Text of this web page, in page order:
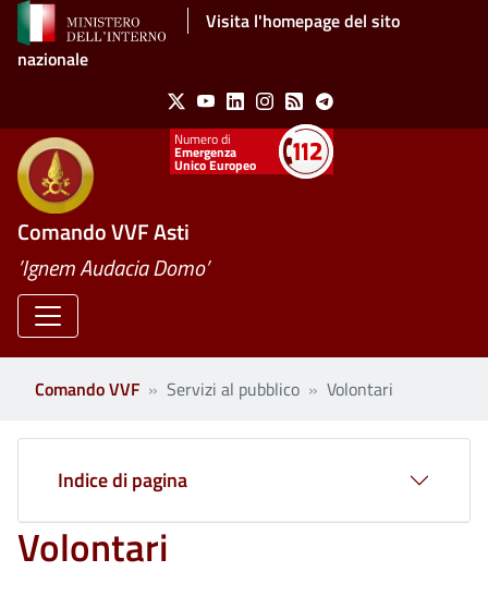
Salta al contenuto principaleVisita l'homepage del sito
nazionale
Social Menu
X YoutubeLinkedinInstagram
Feed Telegram
Emergenza
Unico Europeo
Comando VVF Asti
’Ignem Audacia Domo’
Comando VVF Servizi al pubblico Volontari
Volontari
Indice di pagina